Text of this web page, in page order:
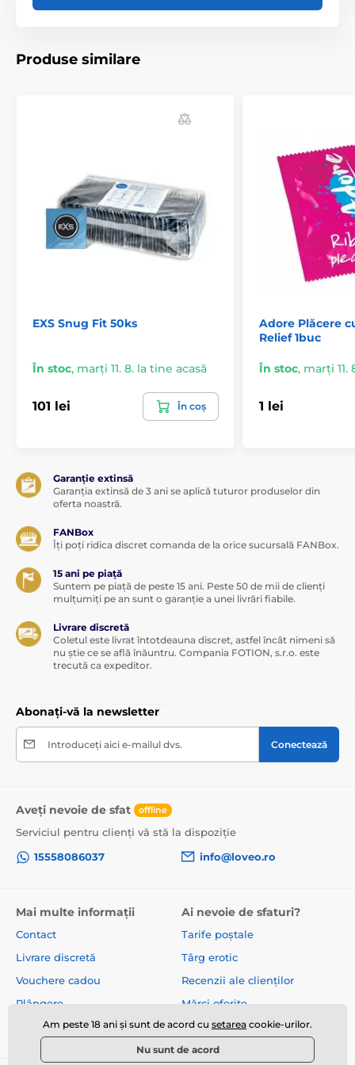
Prezentare dimensiuni
Cum să măsurați penisul
aplicației mobile
https://mysize.de/en#guide
Produsul este inclus în categoria
Prezervative Prezervative XXL
Produse similare
EXS Snug Fit 50ks
În stoc, marți 11. 8. la tine acasă
101 lei În coș
Adore Plăcere
Relief 1buc
În stoc, marți 11.
1 lei
Garanție extinsă
Garanția extinsă de 3 ani se aplică tuturor produselor din
oferta noastră.
FANBox
Îți poți ridica discret comanda de la orice sucursală FANBox.
15 ani pe piață
Suntem pe piață de peste 15 ani. Peste 50 de mii de clienți
mulțumiți pe an sunt o garanție a unei livrări fiabile.
Livrare discretă
Coletul este livrat întotdeauna discret, astfel încât nimeni să
nu știe ce se află înăuntru. Compania FOTION, s.r.o. este
trecută ca expeditor.
Abonați-vă la newsletter
Introduceți aici e-mailul dvs. Conectează
Aveți nevoie de sfat offline
Serviciul pentru clienți vă stă la dispoziție
15558086037
info@loveo.ro
Mai multe informații
Contact
Livrare discretă
Vouchere cadou
Plângere
Despre noi
Ai nevoie de sfaturi?
Tarife poștale
Târg erotic
Recenzii ale clienților
Mărci oferite
Termeni și condiții
Am peste 18 ani și sunt de acord cu setarea cookie-urilor.
Nu sunt de acord